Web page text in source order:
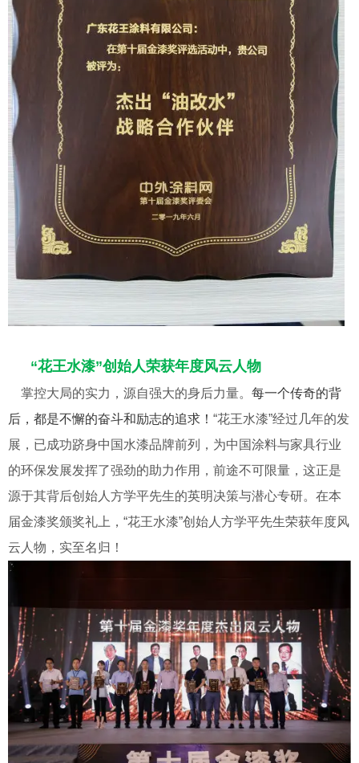
“花王水漆”创始人荣获年度风云人物
掌控大局的实力，源自强大的身后力量。 每一个传奇的背
后，都是不懈的奋斗和励志的追求！ “花王水漆”经过几年的发
展，已成功跻身中国水漆品牌前列，为中国涂料与家具行业
的环保发展发挥了强劲的助力作用，前途不可限量，这正是
源于其背后创始人方学平先生的英明决策与潜心专研。在本
届金漆奖颁奖礼上，“花王水漆”创始人方学平先生荣获年度风
云人物，实至名归！